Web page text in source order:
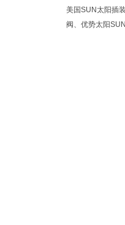
美国SUN太阳插
阀、优势太阳